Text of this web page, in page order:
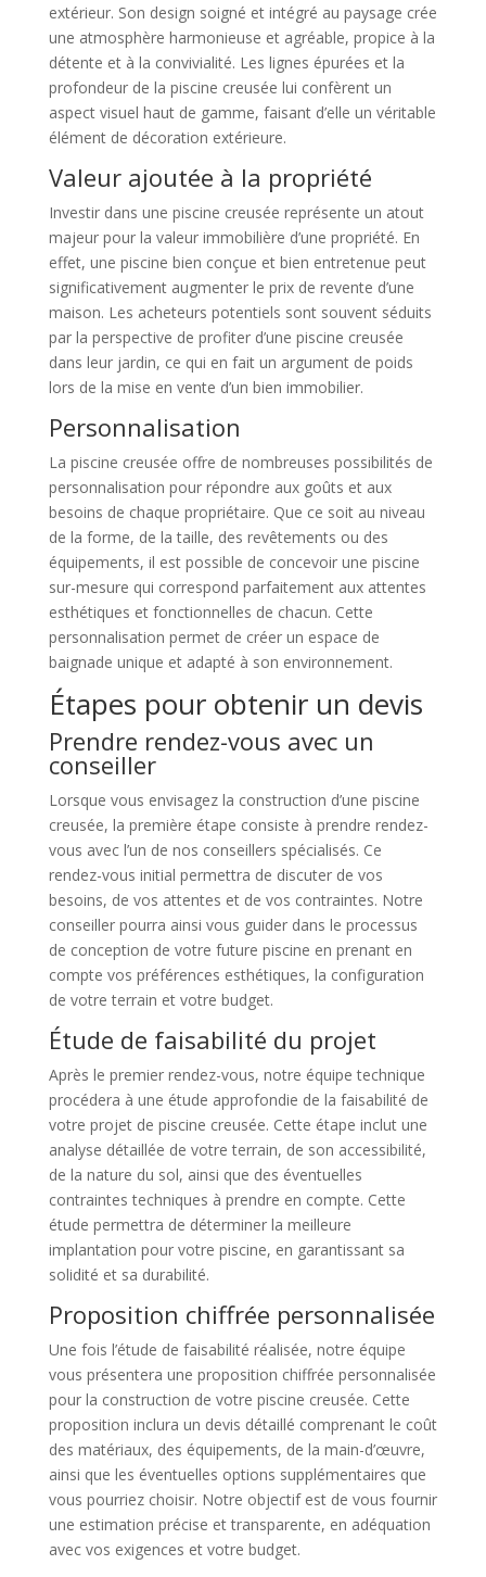
extérieur. Son design soigné et intégré au paysage crée
une atmosphère harmonieuse et agréable, propice à la
détente et à la convivialité. Les lignes épurées et la
profondeur de la piscine creusée lui confèrent un
aspect visuel haut de gamme, faisant d’elle un véritable
élément de décoration extérieure.
Valeur ajoutée à la propriété
Investir dans une piscine creusée représente un atout
majeur pour la valeur immobilière d’une propriété. En
effet, une piscine bien conçue et bien entretenue peut
significativement augmenter le prix de revente d’une
maison. Les acheteurs potentiels sont souvent séduits
par la perspective de profiter d’une piscine creusée
dans leur jardin, ce qui en fait un argument de poids
lors de la mise en vente d’un bien immobilier.
Personnalisation
La piscine creusée offre de nombreuses possibilités de
personnalisation pour répondre aux goûts et aux
besoins de chaque propriétaire. Que ce soit au niveau
de la forme, de la taille, des revêtements ou des
équipements, il est possible de concevoir une piscine
sur-mesure qui correspond parfaitement aux attentes
esthétiques et fonctionnelles de chacun. Cette
personnalisation permet de créer un espace de
baignade unique et adapté à son environnement.
Étapes pour obtenir un devis
Prendre rendez-vous avec un
conseiller
Lorsque vous envisagez la construction d’une piscine
creusée, la première étape consiste à prendre rendez-
vous avec l’un de nos conseillers spécialisés. Ce
rendez-vous initial permettra de discuter de vos
besoins, de vos attentes et de vos contraintes. Notre
conseiller pourra ainsi vous guider dans le processus
de conception de votre future piscine en prenant en
compte vos préférences esthétiques, la configuration
de votre terrain et votre budget.
Étude de faisabilité du projet
Après le premier rendez-vous, notre équipe technique
procédera à une étude approfondie de la faisabilité de
votre projet de piscine creusée. Cette étape inclut une
analyse détaillée de votre terrain, de son accessibilité,
de la nature du sol, ainsi que des éventuelles
contraintes techniques à prendre en compte. Cette
étude permettra de déterminer la meilleure
implantation pour votre piscine, en garantissant sa
solidité et sa durabilité.
Proposition chiffrée personnalisée
Une fois l’étude de faisabilité réalisée, notre équipe
vous présentera une proposition chiffrée personnalisée
pour la construction de votre piscine creusée. Cette
proposition inclura un devis détaillé comprenant le coût
des matériaux, des équipements, de la main-d’œuvre,
ainsi que les éventuelles options supplémentaires que
vous pourriez choisir. Notre objectif est de vous fournir
une estimation précise et transparente, en adéquation
avec vos exigences et votre budget.